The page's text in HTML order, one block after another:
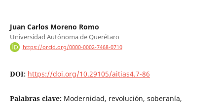
Juan Carlos Moreno Romo
Universidad Autónoma de Querétaro
https://orcid.org/0000-0002-7468-0710
DOI: https://doi.org/10.29105/aitias4.7-86
Palabras clave: Modernidad, revolución, soberanía,